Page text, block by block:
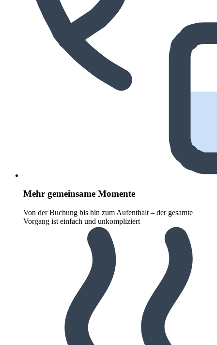
Mehr gemeinsame Momente
Von der Buchung bis hin zum Aufenthalt – der gesamte
Vorgang ist einfach und unkompliziert